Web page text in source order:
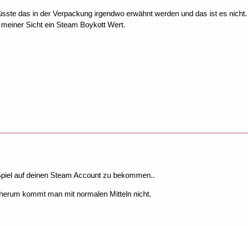
das in der Verpackung irgendwo erwähnt werden und das ist es
Sicht ein Steam Boykott Wert.
auf deinen Steam Account zu bekommen..
kommt man mit normalen Mitteln nicht.